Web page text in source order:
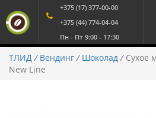
+375 (17) 377-00-00
+375 (44) 774-04-04
Пн - Пт 9:00 - 17:30
ТЛИД/ Вендинг/ Шоколад/ Сухое
New Line